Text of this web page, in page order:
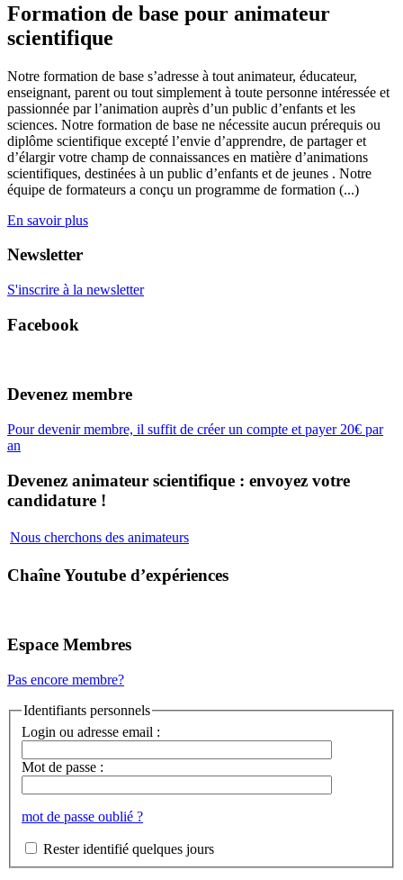
Formation de base pour animateur
scientifique
Notre formation de base s’adresse à tout animateur, éducateur,
enseignant, parent ou tout simplement à toute personne intéressée et
passionnée par l’animation auprès d’un public d’enfants et les
sciences. Notre formation de base ne nécessite aucun prérequis ou
diplôme scientifique excepté l’envie d’apprendre, de partager et
d’élargir votre champ de connaissances en matière d’animations
scientifiques, destinées à un public d’enfants et de jeunes . Notre
équipe de formateurs a conçu un programme de formation (...)
En savoir plus
Newsletter
S'inscrire à la newsletter
Facebook
Devenez membre
Pour devenir membre, il suffit de créer un compte et payer 20€ par
an
Devenez animateur scientifique : envoyez votre
candidature !
Nous cherchons des animateurs
Chaîne Youtube d’expériences
Espace Membres
Pas encore membre?
Identifiants personnels
Login ou adresse email :
Mot de passe :
mot de passe oublié ?
Rester identifié quelques jours